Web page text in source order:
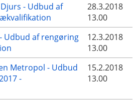
- Udbud af
28.3.2018
13.00
Udbud af rengøring
12.3.2018
13.00
Metropol - Udbud
-
15.2.2018
13.00